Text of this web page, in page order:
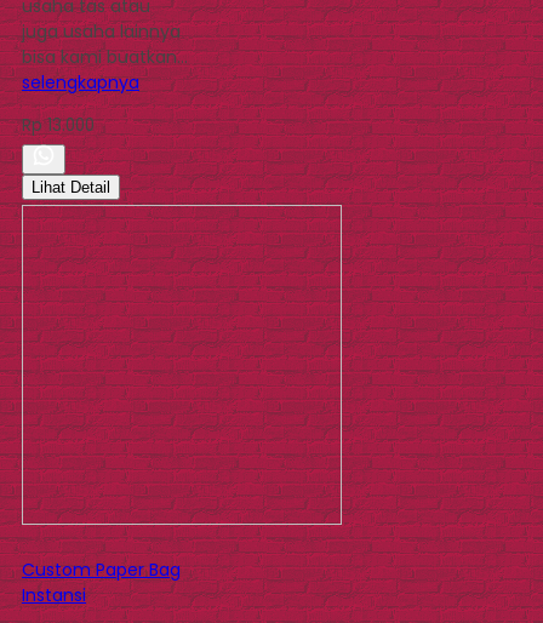
usaha tas atau
juga usaha lainnya
bisa kami buatkan…
selengkapnya
Rp 13.000
Lihat Detail
Custom Paper Bag
Instansi